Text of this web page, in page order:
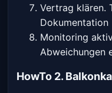
Vertrag klären.
Dokumentation
Monitoring
Abweichungen
HowTo 2.